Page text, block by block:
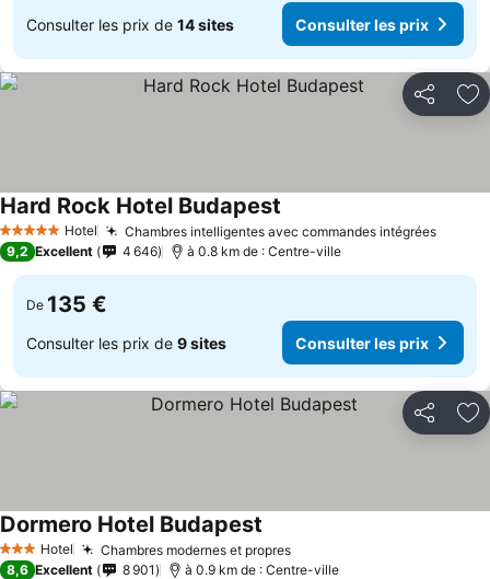
Consulter les prix de 14 sites Consulter les prix
Partager
5 Étoiles Hotel Chambres intelligentes avec commandes intégrées
Hard Rock Hotel Budapest
9,2 Excellent 4 646 à 0.8 km de : Centre-ville
De 135 €
Consulter les prix de 9 sites Consulter les prix
Partager
3 ÉtoilesHotel Chambres modernes et propres
Dormero Hotel Budapest
8,6 Excellent 8 901 à 0.9 km de : Centre-ville